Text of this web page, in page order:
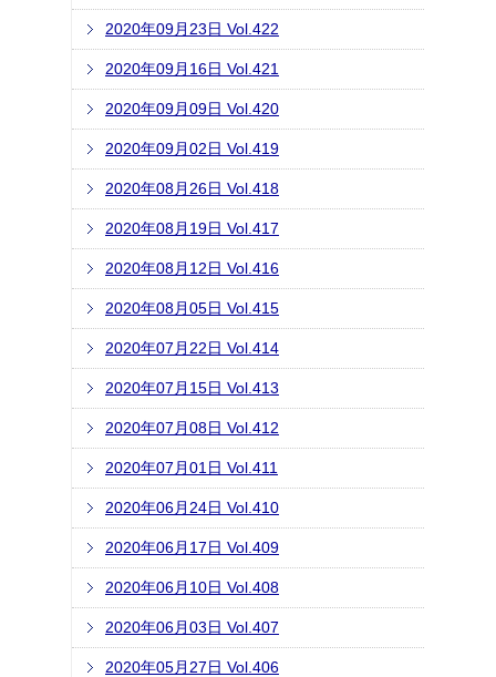
2020年09月23日 Vol.422
2020年09月16日 Vol.421
2020年09月09日 Vol.420
2020年09月02日 Vol.419
2020年08月26日 Vol.418
2020年08月19日 Vol.417
2020年08月12日 Vol.416
2020年08月05日 Vol.415
2020年07月22日 Vol.414
2020年07月15日 Vol.413
2020年07月08日 Vol.412
2020年07月01日 Vol.411
2020年06月24日 Vol.410
2020年06月17日 Vol.409
2020年06月10日 Vol.408
2020年06月03日 Vol.407
2020年05月27日 Vol.406